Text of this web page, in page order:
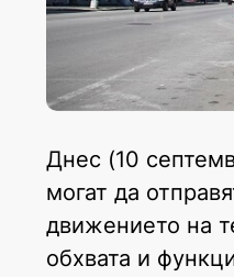
Днес (10
могат да
движението на
обхвата и